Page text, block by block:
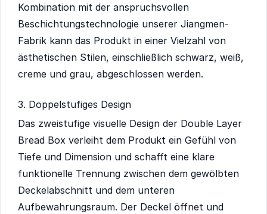
Kombination mit der anspruchsvollen
Beschichtungstechnologie unserer Jiangmen-
Fabrik kann das Produkt in einer Vielzahl von
ästhetischen Stilen, einschließlich schwarz, weiß,
creme und grau, abgeschlossen werden.
3. Doppelstufiges Design
Das zweistufige visuelle Design der Double Layer
Bread Box verleiht dem Produkt ein Gefühl von
Tiefe und Dimension und schafft eine klare
funktionelle Trennung zwischen dem gewölbten
Deckelabschnitt und dem unteren
Aufbewahrungsraum. Der Deckel öffnet und